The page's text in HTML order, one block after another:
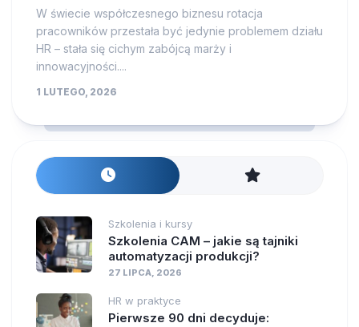
W świecie współczesnego biznesu rotacja
pracowników przestała być jedynie problemem działu
HR – stała się cichym zabójcą marży i
innowacyjności....
1 LUTEGO, 2026
Szkolenia i kursy
Szkolenia CAM – jakie są tajniki
automatyzacji produkcji?
27 LIPCA, 2026
HR w praktyce
Pierwsze 90 dni decyduje: